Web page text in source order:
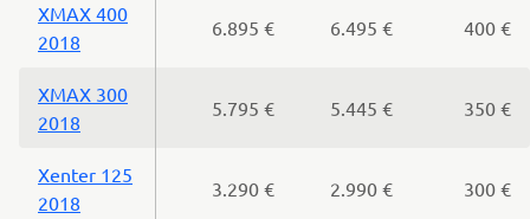
XMAX 400
2018
6.895 € 6.495 € 400 €
XMAX 300
2018
5.795 € 5.445 € 350 €
Xenter 125
2018
3.290 € 2.990 € 300 €